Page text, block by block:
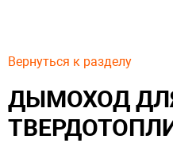
Вернуться к разделу
ДЫМОХОД